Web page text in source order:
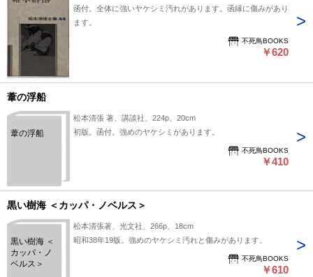
函付。全体に強いヤケシミ汚れがあります。函縁に傷みがあり
ます。
不死鳥BOOKS
￥620
葦の浮船
葦の浮船
松本清張 著、講談社、224p、20cm
初版。函付。強めのヤケシミがあります。
不死鳥BOOKS
￥410
黒い樹海 ＜カッパ・ノベルス＞
黒い樹海 ＜
カッパ・ノ
ベルス＞
松本清張著、光文社、266p、18cm
昭和38年19版。強めのヤケシミ汚れと傷みがあります。
不死鳥BOOKS
￥610